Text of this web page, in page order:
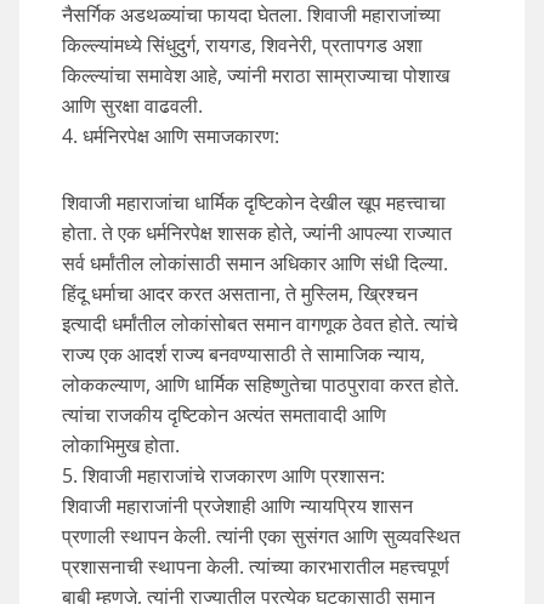
नैसर्गिक अडथळ्यांचा फायदा घेतला. शिवाजी महाराजांच्या
किल्ल्यांमध्ये सिंधुदुर्ग, रायगड, शिवनेरी, प्रतापगड अशा
किल्ल्यांचा समावेश आहे, ज्यांनी मराठा साम्राज्याचा पोशाख
आणि सुरक्षा वाढवली.
4. धर्मनिरपेक्ष आणि समाजकारण:
शिवाजी महाराजांचा धार्मिक दृष्टिकोन देखील खूप महत्त्वाचा
होता. ते एक धर्मनिरपेक्ष शासक होते, ज्यांनी आपल्या राज्यात
सर्व धर्मांतील लोकांसाठी समान अधिकार आणि संधी दिल्या.
हिंदू धर्माचा आदर करत असताना, ते मुस्लिम, ख्रिश्चन
इत्यादी धर्मांतील लोकांसोबत समान वागणूक ठेवत होते. त्यांचे
राज्य एक आदर्श राज्य बनवण्यासाठी ते सामाजिक न्याय,
लोककल्याण, आणि धार्मिक सहिष्णुतेचा पाठपुरावा करत होते.
त्यांचा राजकीय दृष्टिकोन अत्यंत समतावादी आणि
लोकाभिमुख होता.
5. शिवाजी महाराजांचे राजकारण आणि प्रशासन:
शिवाजी महाराजांनी प्रजेशाही आणि न्यायप्रिय शासन
प्रणाली स्थापन केली. त्यांनी एका सुसंगत आणि सुव्यवस्थित
प्रशासनाची स्थापना केली. त्यांच्या कारभारातील महत्त्वपूर्ण
बाबी म्हणजे, त्यांनी राज्यातील प्रत्येक घटकासाठी समान